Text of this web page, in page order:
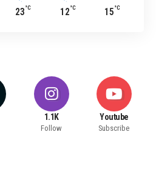
23°C 12°C 15°C
1.1K
Follow
Youtube
Subscribe